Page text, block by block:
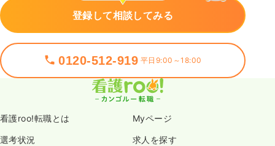
登録して相談してみる
0120-512-919 平日9:00～18:00
看護roo!転職とは Myページ
選考状況 求人を探す